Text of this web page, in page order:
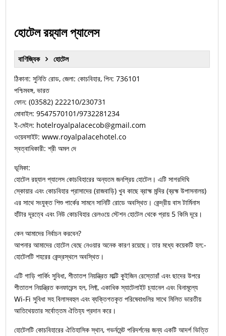
হোটেল রয়্যাল প্যালেস
বাণিজ্যিক হোটেল
ঠিকানা: সুনিতি রোড, জেলা: কোচবিহার, পিন: 736101
পশ্চিমবঙ্গ, ভারত
ফোন: (03582) 222210/230731
মোবাইল: 9547570101/9732281234
ই-মেইল: hotelroyalpalacecob@gmail.com
ওয়েবসাইট: www.royalpalacehotel.co
স্বত্বাধিকারী: শ্রী অমল দে
ভূমিকা:
হোটেল রয়্যাল প্যালেস কোচবিহারের অন্যতম জনপ্রিয় হোটেল। এটি সাগরদিঘি
স্কোয়ার এবং কোচবিহার প্রাসাদের (রাজবাড়ি) খুব কাছে ব্রাহ্ম মন্দির (ব্রহ্ম উপাসনালয়)
এর সাথে সংযুক্ত শিশু পার্কের সামনে সানিটি রোডে অবস্থিত। কেন্দ্রীয় বাস টার্মিনাস
হাঁটার দূরত্বে এবং নিউ কোচবিহার রেলওয়ে স্টেশন হোটেল থেকে প্রায় 5 কিমি দূরে।
কেন আমাদের নির্বাচন করবেন?
আপনার আমাদের হোটেল বেছে নেওয়ার অনেক কারণ রয়েছে। তার মধ্যে কয়েকটি হল:-
হোটেলটি শহরের কেন্দ্রস্থলে অবস্থিত।
এটি গাড়ি পার্কিং সুবিধা, শীতাতপ নিয়ন্ত্রিত মাল্টি কুইজিন রেস্তোরাঁ এবং ছাদের উপরে
শীতাতপ নিয়ন্ত্রিত কনফারেন্স হল, লিফ্ট, একাধিক স্যাটেলাইট চ্যানেল এবং বিনামূল্যে
Wi-Fi সুবিধা সহ বিলাসবহুল এবং ব্যক্তিগতকৃত পরিষেবাগুলির সাথে মিলিত ভারতীয়
আতিথেয়তার সর্বোত্তম ঐতিহ্য প্রদান করে।
হোটেলটি কোচবিহারের ঐতিহাসিক স্থান, গভর্নমেন্ট পরিদর্শনের জন্য একটি আদর্শ ভিত্তি